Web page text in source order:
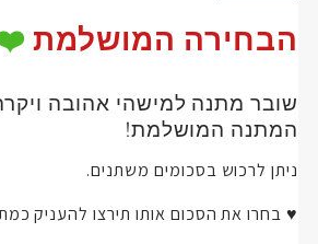
שובר
מתנה
הבחירה המושלמת
שובר מתנה למישהי אהובה
המתנה המושלמת!
ניתן לרכוש בסכומים משתנים.
♥ בחרו את הסכום אותו תירצו להעניק